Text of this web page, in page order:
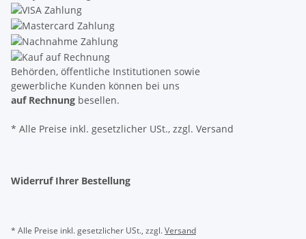
Behörden, öffentliche Institutionen sowie
gewerbliche Kunden können bei uns
auf Rechnung besellen.
* Alle Preise inkl. gesetzlicher USt., zzgl. Versand
Widerruf Ihrer Bestellung
* Alle Preise inkl. gesetzlicher USt., zzgl.Versand